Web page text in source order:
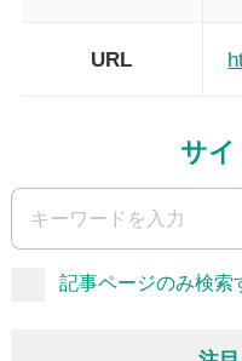
URL
サイ
記事ページのみ検索